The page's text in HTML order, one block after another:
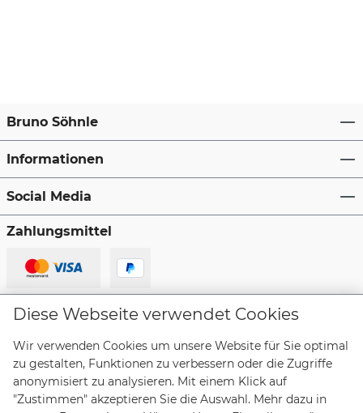
Bruno Söhnle
Informationen
Social Media
Zahlungsmittel
Lieferanten
Diese Webseite verwendet Cookies
Wir verwenden Cookies um unsere Website für Sie optimal
zu gestalten, Funktionen zu verbessern oder die Zugriffe
anonymisiert zu analysieren. Mit einem Klick auf
"Zustimmen" akzeptieren Sie die Auswahl. Mehr dazu in